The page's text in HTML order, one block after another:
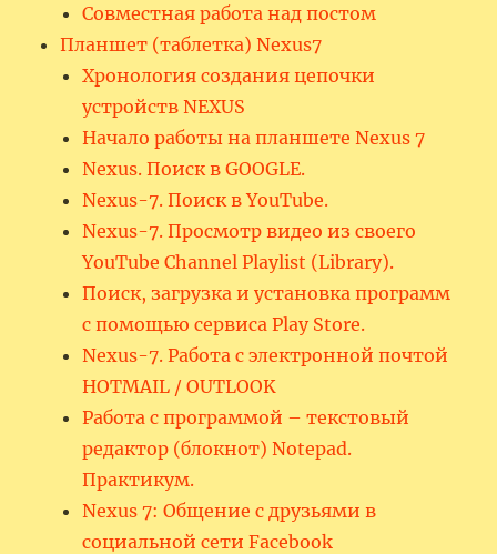
Совместная работа над постом
Планшет (таблетка) Nexus7
Хронология создания цепочки
устройств NEXUS
Начало работы на планшете Nexus 7
Nexus. Поиск в GOOGLE.
Nexus-7. Поиск в YouTube.
Nexus-7. Просмотр видео из своего
YouTube Channel Playlist (Library).
Поиск, загрузка и установка программ
с помощью сервиса Play Store.
Nexus-7. Работа с электронной почтой
HOTMAIL / OUTLOOK
Работа с программой – текстовый
редактор (блокнот) Notepad.
Практикум.
Nexus 7: Общение с друзьями в
социальной сети Facebook